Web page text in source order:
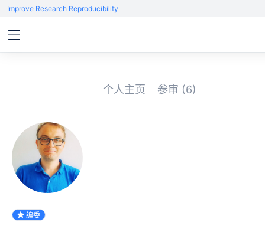
Improve Research Reproducibility
个人主页 参审 (6)
编委